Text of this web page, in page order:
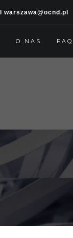
warszawa@ocnd.pl
O NAS FAQ